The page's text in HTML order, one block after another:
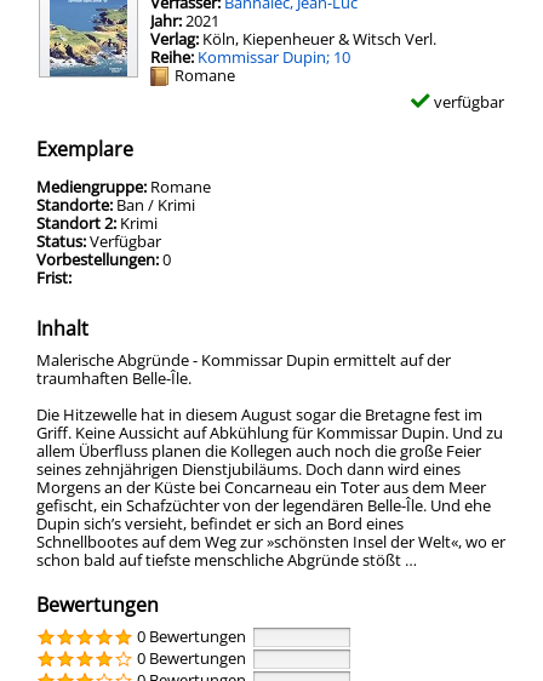
Jahr: 2021
Verlag: Köln, Kiepenheuer & Witsch Verl.
Reihe: Kommissar Dupin; 10
Mediengruppe:
Romane
verfügbar
Exemplare
Mediengruppe: Romane
Standorte: Ban / Krimi
Standort 2: Krimi
Status:Verfügbar
Vorbestellungen:0
Frist:
Inhalt
Malerische Abgründe - Kommissar Dupin ermittelt auf der
traumhaften Belle-Île.
Die Hitzewelle hat in diesem August sogar die Bretagne fest im
Griff. Keine Aussicht auf Abkühlung für Kommissar Dupin. Und zu
allem Überfluss planen die Kollegen auch noch die große Feier
seines zehnjährigen Dienstjubiläums. Doch dann wird eines
Morgens an der Küste bei Concarneau ein Toter aus dem Meer
gefischt, ein Schafzüchter von der legendären Belle-Île. Und ehe
Dupin sich’s versieht, befindet er sich an Bord eines
Schnellbootes auf dem Weg zur »schönsten Insel der Welt«, wo er
schon bald auf tiefste menschliche Abgründe stößt …
Bewertungen
0 Bewertungen
0 Bewertungen